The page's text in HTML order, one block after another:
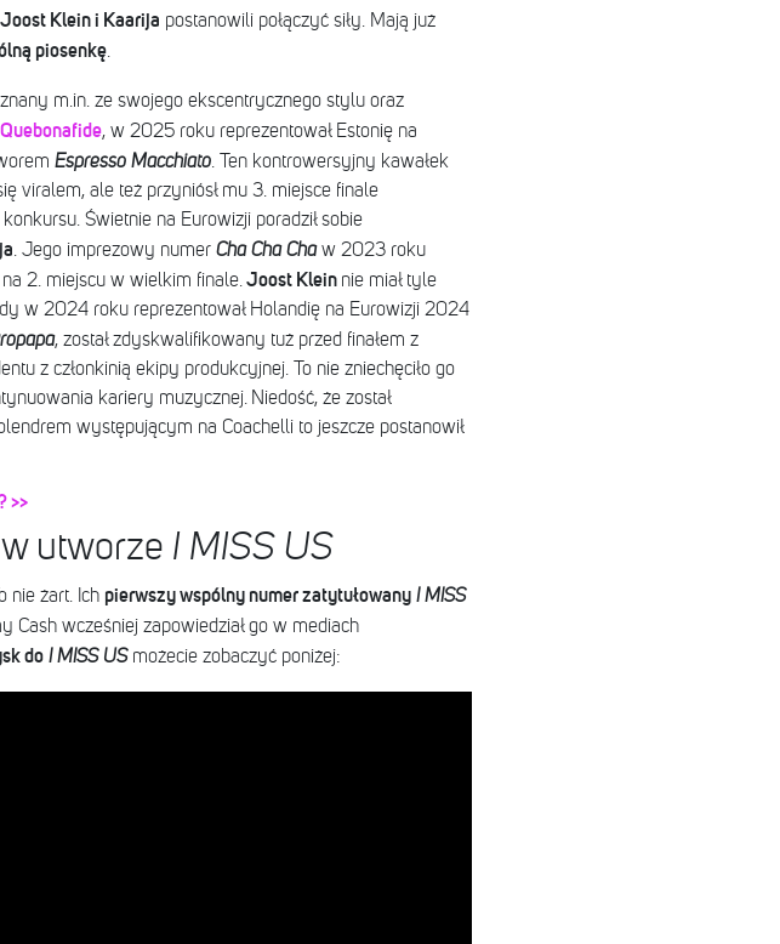
Klein i Kaarija postanowili połączyć siły. Mają już
piosenkę.
m.in. ze swojego ekscentrycznego stylu oraz
, w 2025 roku reprezentował Estonię na
Espresso Macchiato. Ten kontrowersyjny kawałek
viralem, ale też przyniósł mu 3. miejsce finale
Świetnie na Eurowizji poradził sobie
. Jego imprezowy numerCha Cha Chaw 2023 roku
na 2. miejscu w wielkim finale.Joost Klein nie miał tyle
w 2024 roku reprezentował Holandię na Eurowizji 2024
, został zdyskwalifikowany tuż przed finałem z
z członkinią ekipy produkcyjnej. To nie zniechęciło go
kariery muzycznej. Niedość, że został
występującym na Coachelli to jeszcze postanowił
>>
utworze I MISS US
nie żart. Ich pierwszy wspólny numer zatytułowanyI MISS
Cash wcześniej zapowiedział go w mediach
doI MISS US możecie zobaczyć poniżej: